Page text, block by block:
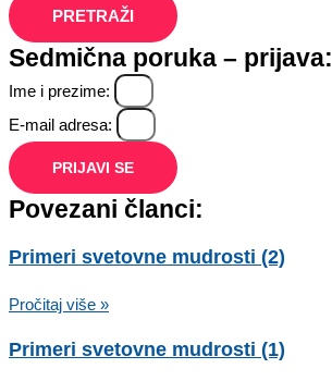
PRETRAŽI
Sedmična poruka – prijava:
Ime i prezime:
E-mail adresa:
PRIJAVI SE
Povezani članci:
Primeri svetovne mudrosti (2)
Pročitaj više »
Primeri svetovne mudrosti (1)